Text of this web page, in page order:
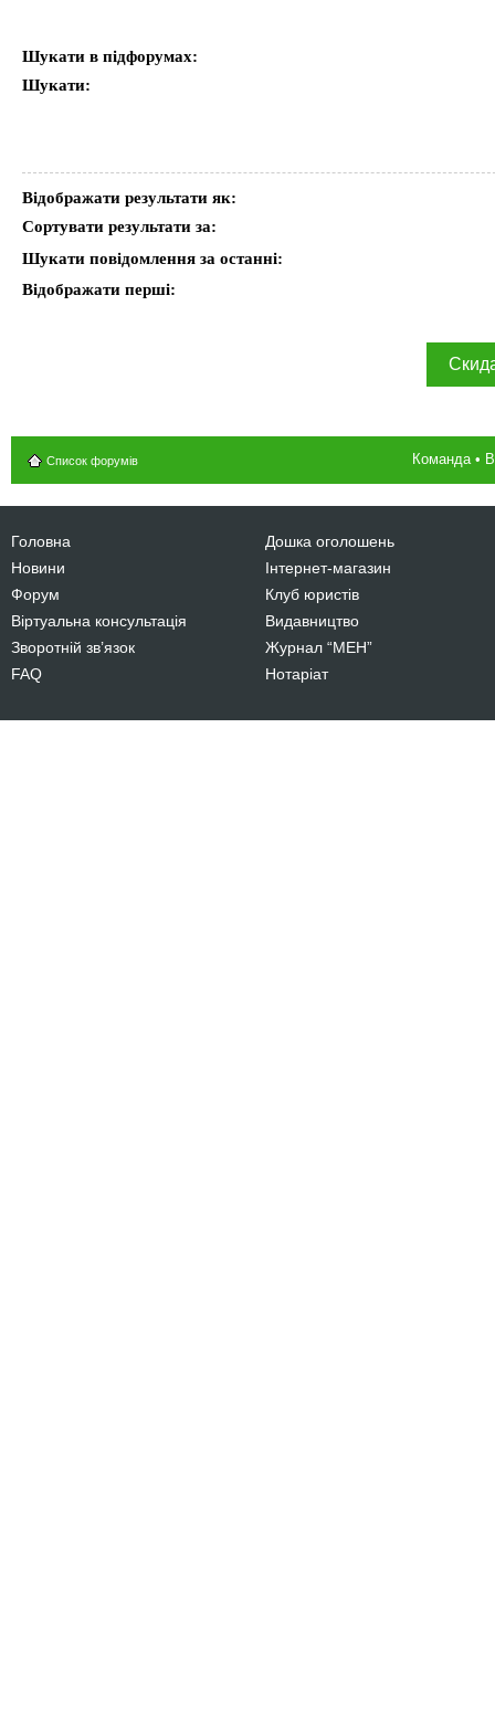
Шукати в підфорумах:
Шукати:
Відображати результати як:
Сортувати результати за:
Шукати повідомлення за останні:
Відображати перші:
Список форумів Команда•
Головна
Новини
Форум
Віртуальна консультація
Зворотній зв’язок
FAQ
Дошка оголошень
Інтернет-магазин
Клуб юристів
Видавництво
Журнал “МЕН”
Нотаріат